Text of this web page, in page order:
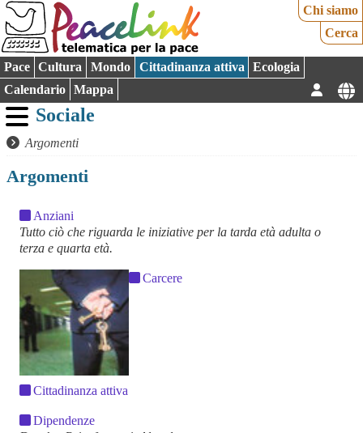
Chi siamo
Cerca
Pace Cultura Mondo Cittadinanza attiva
Ecologia
Calendario
Mappa
Sociale
Argomenti
Argomenti
Anziani
Tutto ciò che riguarda le iniziative per la tarda età adulta o
terza e quarta età.
Carcere
Cittadinanza attiva
Dipendenze